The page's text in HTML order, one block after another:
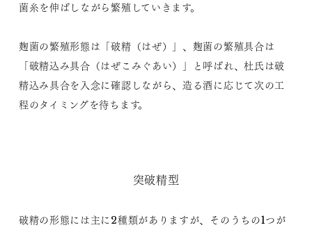
菌糸を伸ばしながら繁殖していきます。
麹菌の繁殖形態は「破精（はぜ）」、麹菌の繁殖具合は
「破精込み具合（はぜこみぐあい）」と呼ばれ、杜氏は破
精込み具合を入念に確認しながら、造る酒に応じて次の工
程のタイミングを待ちます。
突破精型
破精の形態には主に2種類がありますが、そのうちの1つが